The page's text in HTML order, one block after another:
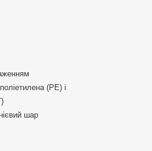
(PE) і
шар